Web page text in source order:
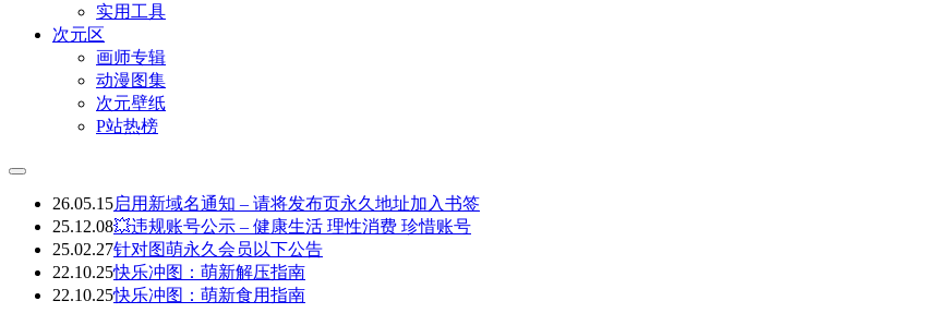
实用工具
次元区
画师专辑
动漫图集
次元壁纸
P站热榜
26.05.15启用新域名通知 – 请将发布页永久地址加入书签
25.12.08💥违规账号公示 – 健康生活 理性消费 珍惜账号
25.02.27针对图萌永久会员以下公告
22.10.25快乐冲图：萌新解压指南
22.10.25快乐冲图：萌新食用指南